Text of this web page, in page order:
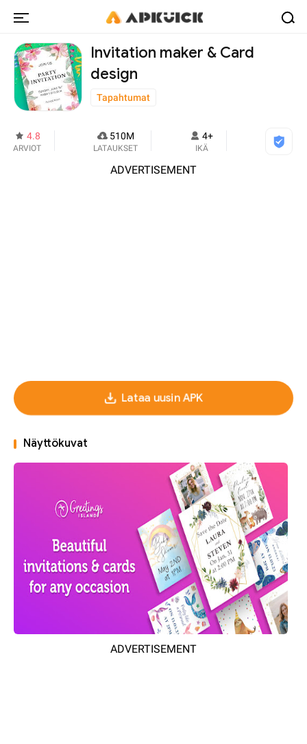
Invitation maker & Card
design
Tapahtumat
4.8
ARVIOT
510M
LATAUKSET
4+
IKÄ
ADVERTISEMENT
Lataa uusin APK
Näyttökuvat
ADVERTISEMENT